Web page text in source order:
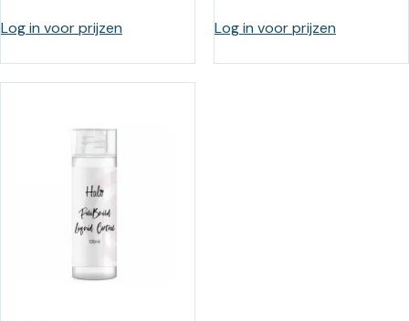
Log in voor prijzen Log in voor prijzen